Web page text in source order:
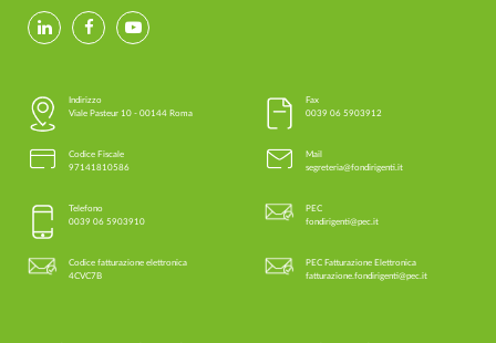
Indirizzo
Viale Pasteur 10 - 00144 Roma
Codice Fiscale
97141810586
Telefono
0039 06 5903910
Codice fatturazione elettronica
4CVC7B
Fax
0039 06 5903912
Mail
segreteria@fondirigenti.it
PEC
fondirigenti@pec.it
PEC Fatturazione Elettronica
fatturazione.fondirigenti@pec.it